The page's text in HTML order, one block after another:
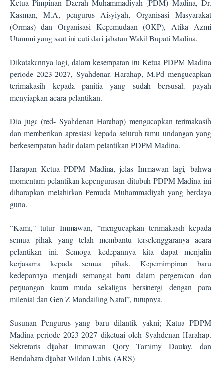
Ketua Pimpinan Daerah Muhammadiyah (PDM) Madina, Dr.
Kasman, M.A, pengurus Aisyiyah, Organisasi Masyarakat
(Ormas) dan Organisasi Kepemudaan (OKP), Atika Azmi
Utammi yang saat ini cuti dari jabatan Wakil Bupati Madina.
Dikatakannya lagi, dalam kesempatan itu Ketua PDPM Madina
periode 2023-2027, Syahdenan Harahap, M.Pd mengucapkan
terimakasih kepada panitia yang sudah bersusah payah
menyiapkan acara pelantikan.
Dia juga (red- Syahdenan Harahap) mengucapkan terimakasih
dan memberikan apresiasi kepada seluruh tamu undangan yang
berkesempatan hadir dalam pelantikan PDPM Madina.
Harapan Ketua PDPM Madina, jelas Immawan lagi, bahwa
momentum pelantikan kepengurusan ditubuh PDPM Madina ini
diharapkan melahirkan Pemuda Muhammadiyah yang berdaya
guna.
“Kami,” tutur Immawan, “mengucapkan terimakasih kepada
semua pihak yang telah membantu terselenggaranya acara
pelantikan ini. Semoga kedepannya kita dapat menjalin
kerjasama kepada semua pihak. Kepemimpinan baru
kedepannya menjadi semangat baru dalam pergerakan dan
perjuangan kaum muda sekaligus bersinergi dengan para
milenial dan Gen Z Mandailing Natal”, tutupnya.
Susunan Pengurus yang baru dilantik yakni; Katua PDPM
Madina periode 2023-2027 diketuai oleh Syahdenan Harahap.
Sekretaris dijabat Immawan Qory Tamimy Daulay, dan
Bendahara dijabat Wildan Lubis. (ARS)